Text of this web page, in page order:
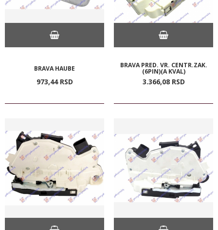
BRAVA HAUBE
973,44 RSD
BRAVA PRED. VR. CENTR.ZAK.
(6PIN)(A KVAL)
3.366,08 RSD